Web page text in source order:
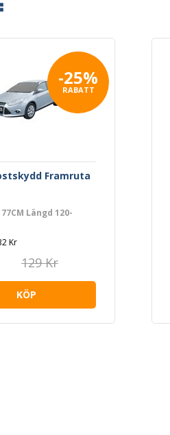
-25%
RABATT
Framruta
Längd 120-
Kr
129 Kr
KÖP